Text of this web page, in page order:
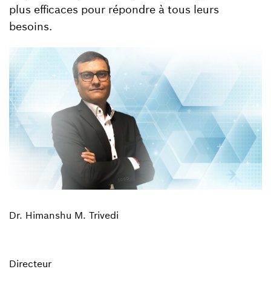
plus efficaces pour répondre à tous leurs
besoins.
Dr. Himanshu M. Trivedi
Directeur